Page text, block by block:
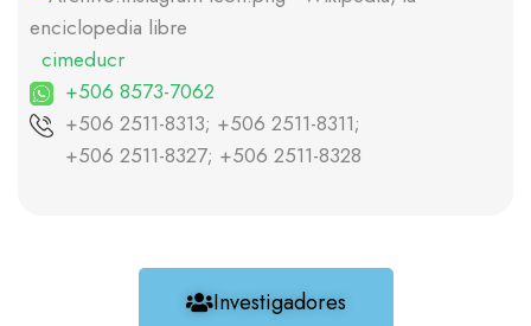
cimeducr
+506 8573-7062
+506 2511-8313; +506 2511-8311;
+506 2511-8327; +506 2511-8328
Investigadores